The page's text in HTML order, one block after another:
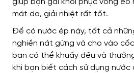
giúp bạn gái khôi phục vòng eo
mát da, giải nhiệt rất tốt.
Để có nước ép này, tất cả
nghiền nát gừng và cho vào
bạn có thể khuấy đều và
khi bạn biết cách sử dụng nước